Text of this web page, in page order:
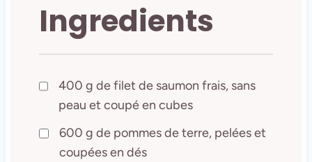
Ingredients
400 g de filet de saumon frais, sans
peau et coupé en cubes
600 g de pommes de terre, pelées et
coupées en dés